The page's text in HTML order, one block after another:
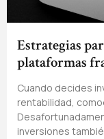
Estrategias
plataformas
Cuando decides
rentabilidad,
inversiones